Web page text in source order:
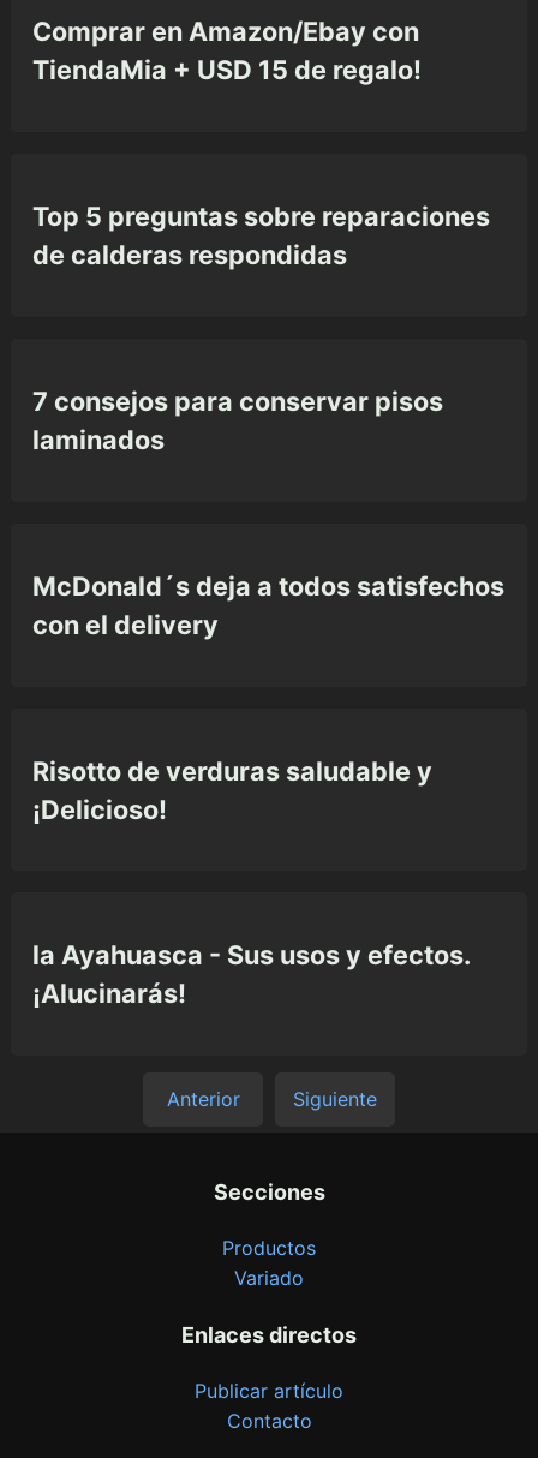
Comprar en Amazon/Ebay con
TiendaMia + USD 15 de regalo!
Top 5 preguntas sobre reparaciones
de calderas respondidas
7 consejos para conservar pisos
laminados
McDonald´s deja a todos satisfechos
con el delivery
Risotto de verduras saludable y
¡Delicioso!
la Ayahuasca - Sus usos y efectos.
¡Alucinarás!
Anterior Siguiente
Enlaces directos
Publicar artículo
Contacto
Secciones
Productos
Variado